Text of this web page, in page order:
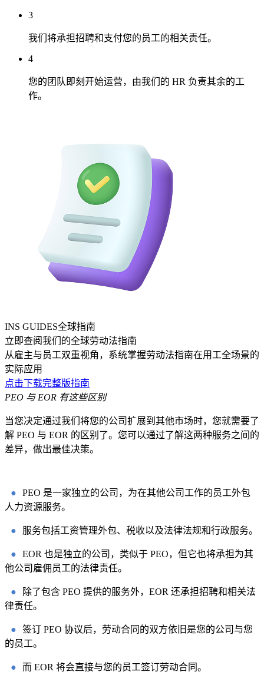
3
我们将承担招聘和支付您的员工的相关责任。
4
您的团队即刻开始运营，由我们的 HR 负责其余的工
作。
INS GUIDES全球指南
立即查阅我们的全球劳动法指南
从雇主与员工双重视角，系统掌握劳动法指南在用工全场景的
实际应用
点击下载完整版指南
PEO 与 EOR 有这些区别
当您决定通过我们将您的公司扩展到其他市场时，您就需要了
解 PEO 与 EOR 的区别了。您可以通过了解这两种服务之间的
差异，做出最佳决策。
●
PEO 是一家独立的公司，为在其他公司工作的员工外包
人力资源服务。
● 服务包括工资管理外包、税收以及法律法规和行政服务。
●
EOR 也是独立的公司，类似于 PEO，但它也将承担为其
他公司雇佣员工的法律责任。
●
除了包含 PEO 提供的服务外，EOR 还承担招聘和相关法
律责任。
●
签订 PEO 协议后，劳动合同的双方依旧是您的公司与您
的员工。
● 而 EOR 将会直接与您的员工签订劳动合同。